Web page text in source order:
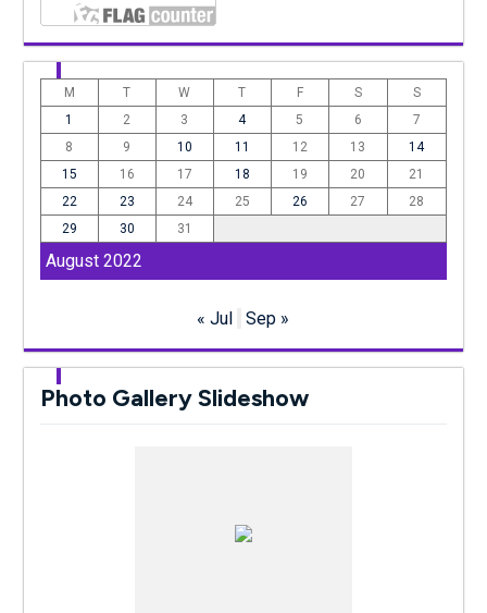
August 2022
M T W T F S
S
1
2 3 4 5 6
7
8
9 10 11 12 13
14
15
16 17 18 19 20
21
22
23 24 25 26 27
28
29
30 31
« Jul Sep »
Photo Gallery Slideshow